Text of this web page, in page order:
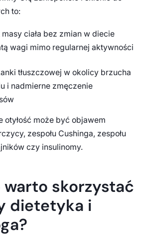
to:
ciała bez zmian w diecie
wagi mimo regularnej aktywności
tłuszczowej w okolicy brzucha
i nadmierne zmęczenie
otyłość może być objawem
zespołu Cushinga, zespołu
czy insulinomy.
warto skorzystać
dietetyka i